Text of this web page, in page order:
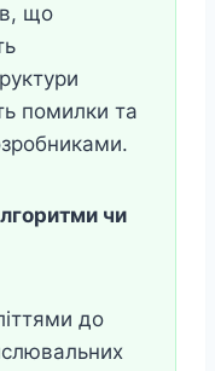
що
помилки та
чи
до